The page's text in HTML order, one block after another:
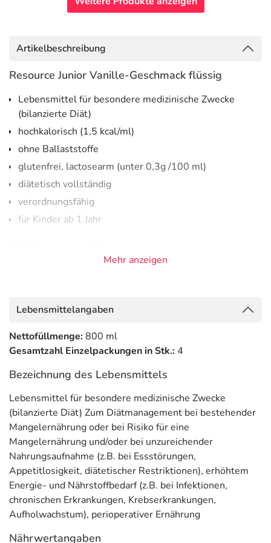
Artikelbeschreibung
Resource Junior Vanille-Geschmack flüssig
Lebensmittel für besondere medizinische Zwecke
(bilanzierte Diät)
hochkalorisch (1,5 kcal/ml)
ohne Ballaststoffe
glutenfrei, lactosearm (unter 0,3g /100 ml)
diätetisch vollständig
verordnungsfähig
für Kinder ab 1 Jahr
Mangelernährung oder bei Risiko für eine
Energie- und Nährstoffbedarf (z.B. bei Infektionen,
chronischen Erkrankungen, Krebserkrankungen,
Aufholwachstum), perioperativer Ernährung
Anwendung
Zur ausschließlichen Ernährung: Empfehlung des Arztes
beachten.
Zur ergänzenden Ernährung: 1-3 Flaschen täglich.
Lagerungs- und Gebrauchshinweise auf dem Produkt
beachten.
Hinweise
Unter ärztlicher Aufsicht verwenden
Mehr anzeigen
Lebensmittelangaben
Nettofüllmenge:800 ml
Gesamtzahl Einzelpackungen in Stk.: 4
Bezeichnung des Lebensmittels
Lebensmittel für besondere medizinische Zwecke
(bilanzierte Diät) Zum Diätmanagement bei bestehender
Mangelernährung oder bei Risiko für eine
Mangelernährung und/oder bei unzureichender
Nahrungsaufnahme (z.B. bei Essstörungen,
Appetitlosigkeit, diätetischer Restriktionen), erhöhtem
Energie- und Nährstoffbedarf (z.B. bei Infektionen,
chronischen Erkrankungen, Krebserkrankungen,
Aufholwachstum), perioperativer Ernährung
Nährwertangaben